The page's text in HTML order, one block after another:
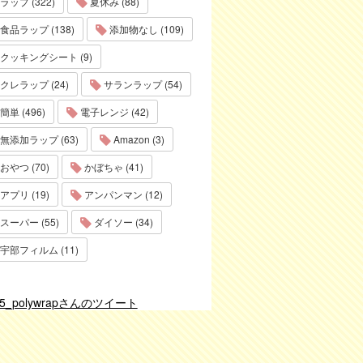
品ラップ (138)
添加物なし (109)
ッキングシート (9)
レラップ (24)
サランラップ (54)
単 (496)
電子レンジ (42)
添加ラップ (63)
Amazon (3)
やつ (70)
かぼちゃ (41)
プリ (19)
アンパンマン (12)
ーパー (55)
ダイソー (34)
部フィルム (11)
さんのツイート